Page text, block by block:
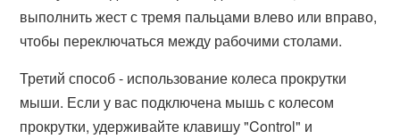
выполнить жест с тремя пальцами влево или вправо,
чтобы переключаться между рабочими столами.
Третий способ - использование колеса прокрутки
мыши. Если у вас подключена мышь с колесом
прокрутки, удерживайте клавишу "Control" и